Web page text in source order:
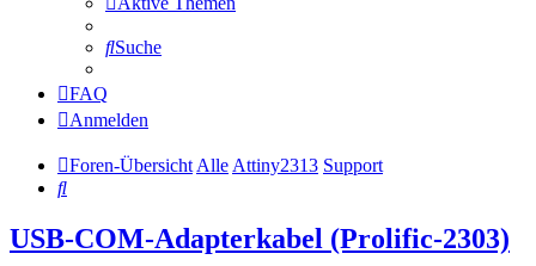
Suche
FAQ
Anmelden
Foren-ÜbersichtAlleAttiny2313 Support
Suche
USB-COM-Adapterkabel (Prolific-2303)